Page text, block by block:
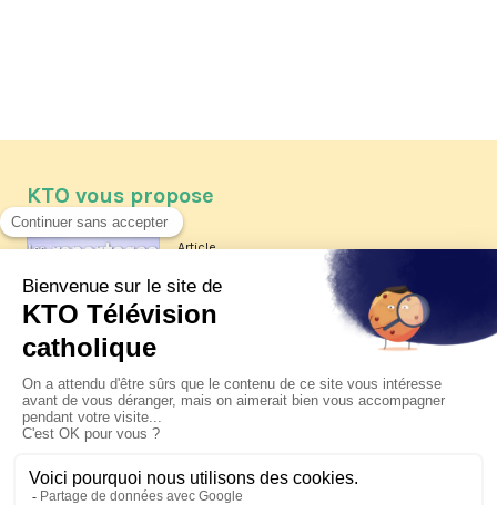
KTO vous propose
Article
Les reportages d'été 2026 de KTO
La visite pastorale du pape Léon
XIV à Assise à suivre sur KTO le
jeudi 6 août
Le pape en Uruguay, Argentine et
Pérou du 6 au 17 novembre 2026